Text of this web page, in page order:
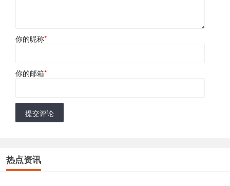
你的昵称*
你的邮箱*
提交评论
热点资讯